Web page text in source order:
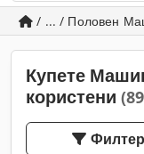
/ ... / Половен
Купете
користени
Филтер